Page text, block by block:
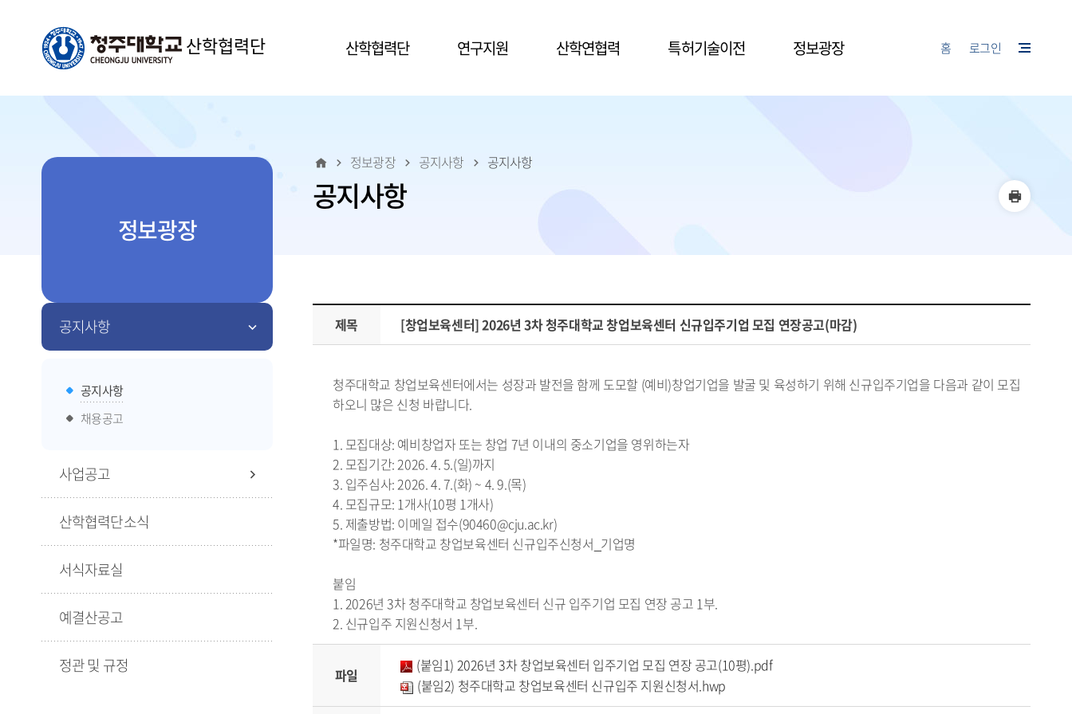
산학협력단 산학협력단 연구지원 산학연협력 특허기술이전 정보광장 홈 로그인
정보광장
공지사항
공지사항
채용공고
사업공고
산학협력단소식
서식자료실
예결산공고
정관 및 규정
정보광장 공지사항 공지사항
공지사항
제목 [창업보육센터] 2026년 3차 청주대학교 창업보육센터 신규입주기업 모집 연장공고(마감)
청주대학교 창업보육센터에서는 성장과 발전을 함께 도모할 (예비)창업기업을 발굴 및 육성하기 위해 신규입주기업을 다음과 같이 모집
하오니 많은 신청 바랍니다.
1. 모집대상: 예비창업자 또는 창업 7년 이내의 중소기업을 영위하는자
2. 모집기간: 2026. 4. 5.(일)까지
3. 입주심사: 2026. 4. 7.(화) ~ 4. 9.(목)
4. 모집규모: 1개사(10평 1개사)
5. 제출방법: 이메일 접수(90460@cju.ac.kr)
*파일명: 청주대학교 창업보육센터 신규입주신청서_기업명
붙임
1. 2026년 3차 청주대학교 창업보육센터 신규 입주기업 모집 연장 공고 1부.
2. 신규입주 지원신청서 1부.
파일
(붙임1) 2026년 3차 창업보육센터 입주기업 모집 연장 공고(10평).pdf
(붙임2) 청주대학교 창업보육센터 신규입주 지원신청서.hwp